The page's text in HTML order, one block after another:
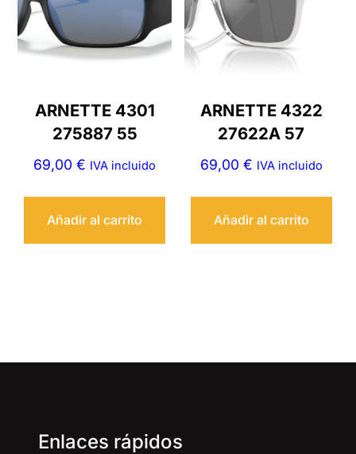
ARNETTE 4301
275887 55
69,00€ IVA incluido
Añadir al carrito
ARNETTE 4322
27622A 57
69,00 € IVA incluido
Añadir al carrito
Enlaces rápidos